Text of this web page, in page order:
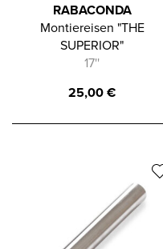
RABACONDA
Montiereisen "THE
SUPERIOR"
17''
25,00€